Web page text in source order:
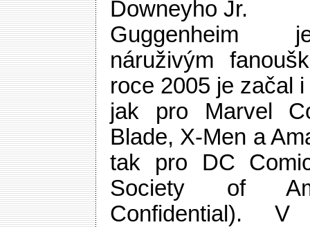
Downeyho Jr.
Guggenheim
náruživým
roce 2005 je začal
jak pro Marvel
Blade, X-Men a
tak pro DC
Society of
Confidential).